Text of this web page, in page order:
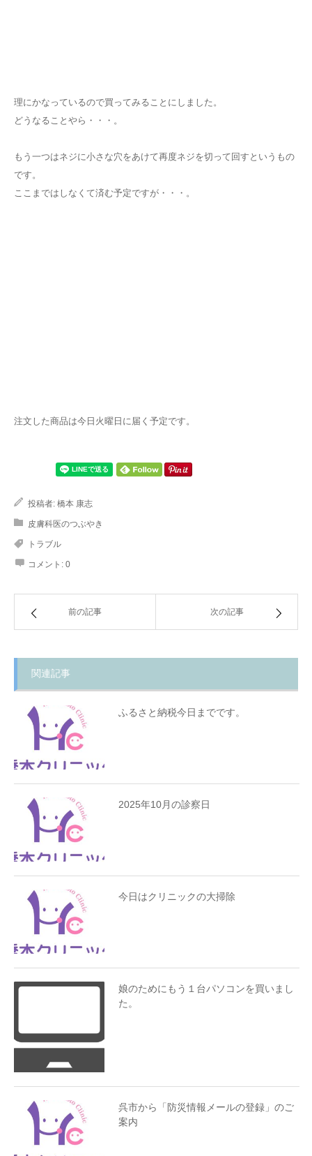
理にかなっているので買ってみることにしました。
どうなることやら・・・。
もう一つはネジに小さな穴をあけて再度ネジを切って回すというもの
です。
ここまではしなくて済む予定ですが・・・。
注文した商品は今日火曜日に届く予定です。
投稿者: 橋本 康志
皮膚科医のつぶやき
トラブル
コメント: 0
前の記事 次の記事
関連記事
ふるさと納税今日までです。
2025年10月の診察日
今日はクリニックの大掃除
娘のためにもう１台パソコンを買いまし
た。
呉市から「防災情報メールの登録」のご
案内